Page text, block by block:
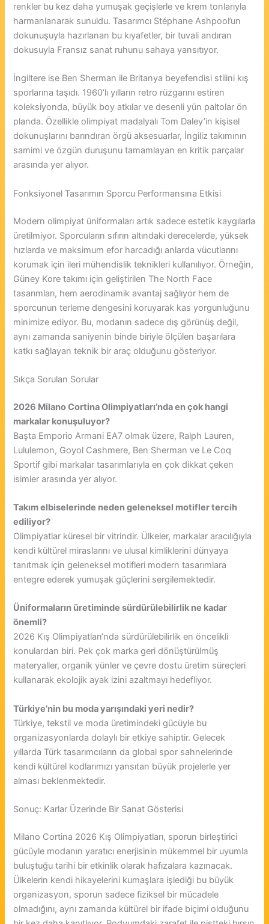
renkler bu kez daha yumuşak geçişlerle ve krem tonlarıyla
harmanlanarak sunuldu. Tasarımcı Stéphane Ashpool’un
dokunuşuyla hazırlanan bu kıyafetler, bir tuvali andıran
dokusuyla Fransız sanat ruhunu sahaya yansıtıyor.
İngiltere ise Ben Sherman ile Britanya beyefendisi stilini kış
sporlarına taşıdı. 1960’lı yılların retro rüzgarını estiren
koleksiyonda, büyük boy atkılar ve desenli yün paltolar ön
planda. Özellikle olimpiyat madalyalı Tom Daley’in kişisel
dokunuşlarını barındıran örgü aksesuarlar, İngiliz takımının
samimi ve özgün duruşunu tamamlayan en kritik parçalar
arasında yer alıyor.
Fonksiyonel Tasarımın Sporcu Performansına Etkisi
Modern olimpiyat üniformaları artık sadece estetik kaygılarla
üretilmiyor. Sporcuların sıfırın altındaki derecelerde, yüksek
hızlarda ve maksimum efor harcadığı anlarda vücutlarını
korumak için ileri mühendislik teknikleri kullanılıyor. Örneğin,
Güney Kore takımı için geliştirilen The North Face
tasarımları, hem aerodinamik avantaj sağlıyor hem de
sporcunun terleme dengesini koruyarak kas yorgunluğunu
minimize ediyor. Bu, modanın sadece dış görünüş değil,
aynı zamanda saniyenin binde biriyle ölçülen başarılara
katkı sağlayan teknik bir araç olduğunu gösteriyor.
Sıkça Sorulan Sorular
2026 Milano Cortina Olimpiyatları’nda en çok hangi
markalar konuşuluyor?
Başta Emporio Armani EA7 olmak üzere, Ralph Lauren,
Lululemon, Goyol Cashmere, Ben Sherman ve Le Coq
Sportif gibi markalar tasarımlarıyla en çok dikkat çeken
isimler arasında yer alıyor.
Takım elbiselerinde neden geleneksel motifler tercih
ediliyor?
Olimpiyatlar küresel bir vitrindir. Ülkeler, markalar aracılığıyla
kendi kültürel miraslarını ve ulusal kimliklerini dünyaya
tanıtmak için geleneksel motifleri modern tasarımlara
entegre ederek yumuşak güçlerini sergilemektedir.
Üniformaların üretiminde sürdürülebilirlik ne kadar
önemli?
2026 Kış Olimpiyatları’nda sürdürülebilirlik en öncelikli
konulardan biri. Pek çok marka geri dönüştürülmüş
materyaller, organik yünler ve çevre dostu üretim süreçleri
kullanarak ekolojik ayak izini azaltmayı hedefliyor.
Türkiye’nin bu moda yarışındaki yeri nedir?
Türkiye, tekstil ve moda üretimindeki gücüyle bu
organizasyonlarda dolaylı bir etkiye sahiptir. Gelecek
yıllarda Türk tasarımcıların da global spor sahnelerinde
kendi kültürel kodlarımızı yansıtan büyük projelerle yer
alması beklenmektedir.
Sonuç: Karlar Üzerinde Bir Sanat Gösterisi
Milano Cortina 2026 Kış Olimpiyatları, sporun birleştirici
gücüyle modanın yaratıcı enerjisinin mükemmel bir uyumla
buluştuğu tarihi bir etkinlik olarak hafızalara kazınacak.
Ülkelerin kendi hikayelerini kumaşlara işlediği bu büyük
organizasyon, sporun sadece fiziksel bir mücadele
olmadığını, aynı zamanda kültürel bir ifade biçimi olduğunu